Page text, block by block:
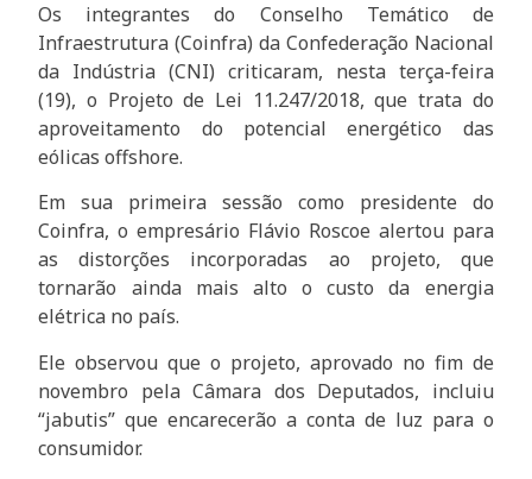
Os integrantes do Conselho Temático de
Infraestrutura (Coinfra) da Confederação Nacional
da Indústria (CNI) criticaram, nesta terça-feira
(19), o Projeto de Lei 11.247/2018, que trata do
aproveitamento do potencial energético das
eólicas offshore.
Em sua primeira sessão como presidente do
Coinfra, o empresário Flávio Roscoe alertou para
as distorções incorporadas ao projeto, que
tornarão ainda mais alto o custo da energia
elétrica no país.
Ele observou que o projeto, aprovado no fim de
novembro pela Câmara dos Deputados, incluiu
“jabutis” que encarecerão a conta de luz para o
consumidor.